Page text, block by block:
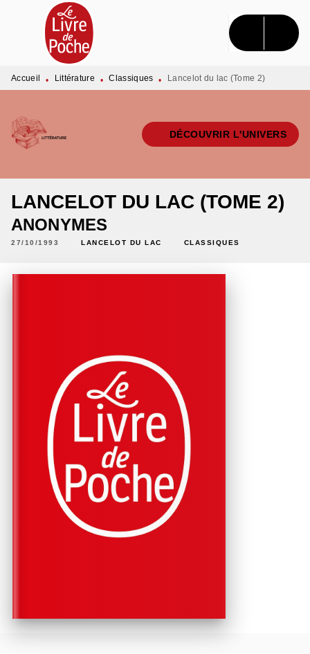
MENU RECHERCHE CONTENU
PIED DE PAGE
Accueil • Littérature • Classiques • Lancelot du lac (Tome 2)
DÉCOUVRIR L'UNIVERS
LANCELOT DU LAC (TOME 2)
ANONYMES
27/10/1993 LANCELOT DU LAC CLASSIQUES